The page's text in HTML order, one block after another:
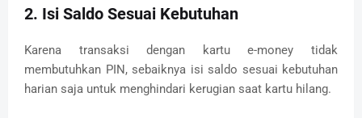
2. Isi Saldo Sesuai Kebutuhan
Karena transaksi dengan kartu e-money tidak
membutuhkan PIN, sebaiknya isi saldo sesuai kebutuhan
harian saja untuk menghindari kerugian saat kartu hilang.